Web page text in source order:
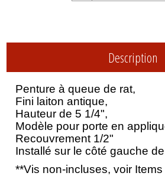
Description
Penture à queue de rat,
Fini laiton antique,
Hauteur de 5 1/4",
Modèle pour porte en
Recouvrement 1/2"
Installé sur le côté gauche
**Vis non-incluses, voir